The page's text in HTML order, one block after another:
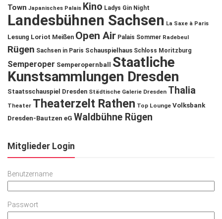
Town Japanisches Palais Kino Ladys Gin Night
Landesbühnen Sachsen La Saxe à Paris
Lesung Loriot Meißen Open Air Palais Sommer Radebeul
Rügen Sachsen in Paris Schauspielhaus Schloss Moritzburg
Semperoper Semperopernball
Staatliche
Kunstsammlungen Dresden
Staatsschauspiel Dresden Städtische Galerie Dresden Thalia
Theater Theaterzelt Rathen Top Lounge Volksbank
Dresden-Bautzen eG Waldbühne Rügen
Mitglieder Login
Benutzername
Passwort